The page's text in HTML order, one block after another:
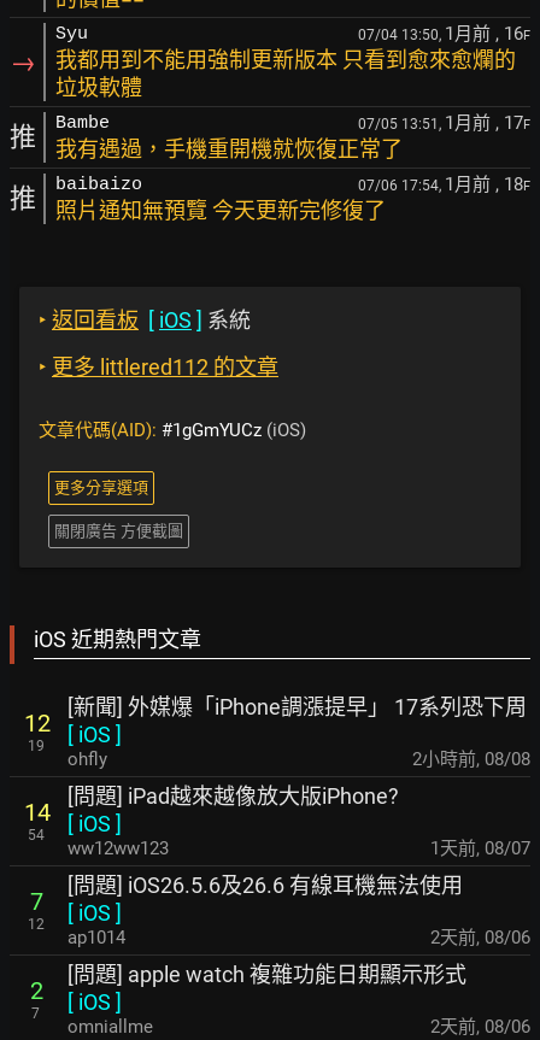
→
Syu 07/04 13:50, 1月前 , 16F
我都用到不能用強制更新版本 只看到愈來愈爛的
垃圾軟體
推 Bambe 07/05 13:51, 1月前 , 17F
我有遇過，手機重開機就恢復正常了
推 baibaizo 07/06 17:54, 1月前 , 18F
照片通知無預覽 今天更新完修復了
‣ 返回看板 [ iOS ] 系統
‣ 更多 littlered112 的文章
文章代碼(AID): #1gGmYUCz (iOS)
更多分享選項
關閉廣告 方便截圖
iOS 近期熱門文章
12
19
[新聞] 外媒爆「iPhone調漲提早」 17系列恐下周
[ iOS ]
ohfly 2小時前, 08/08
14
54
[問題] iPad越來越像放大版iPhone?
[ iOS ]
ww12ww123 1天前, 08/07
7
12
[問題] iOS26.5.6及26.6 有線耳機無法使用
[ iOS ]
ap1014 2天前, 08/06
2
7
[問題] apple watch 複雜功能日期顯示形式
[ iOS ]
omniallme 2天前, 08/06